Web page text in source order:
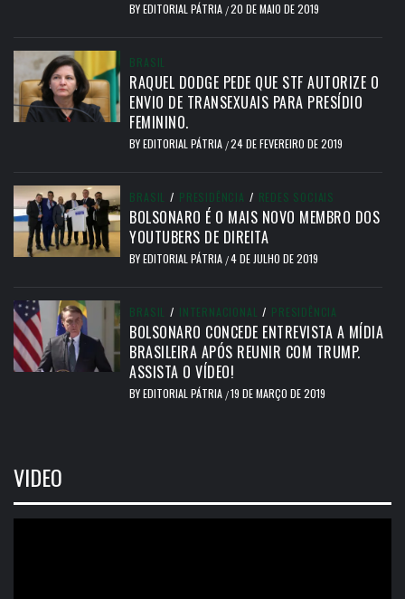
BYEDITORIAL PÁTRIA /20 DE MAIO DE 2019
BRASIL
RAQUEL DODGE PEDE QUE STF AUTORIZE O
ENVIO DE TRANSEXUAIS PARA PRESÍDIO
FEMININO.
BYEDITORIAL PÁTRIA /24 DE FEVEREIRO DE 2019
BRASIL / PRESIDÊNCIA / REDES SOCIAIS
BOLSONARO É O MAIS NOVO MEMBRO DOS
YOUTUBERS DE DIREITA
BYEDITORIAL PÁTRIA /4 DE JULHO DE 2019
BRASIL / INTERNACIONAL / PRESIDÊNCIA
BOLSONARO CONCEDE ENTREVISTA A MÍDIA
BRASILEIRA APÓS REUNIR COM TRUMP.
ASSISTA O VÍDEO!
BYEDITORIAL PÁTRIA /19 DE MARÇO DE 2019
VIDEO